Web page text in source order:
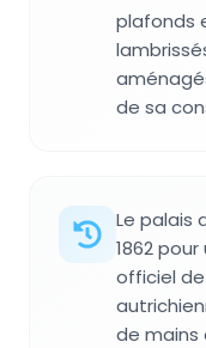
plafonds
de sa
Le palais
1862
officiel
de